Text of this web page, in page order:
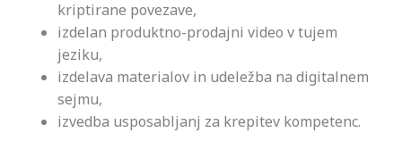
kriptirane povezave,
izdelan produktno-prodajni video v tujem
jeziku,
izdelava materialov in udeležba na digitalnem
sejmu,
izvedba usposabljanj za krepitev kompetenc.